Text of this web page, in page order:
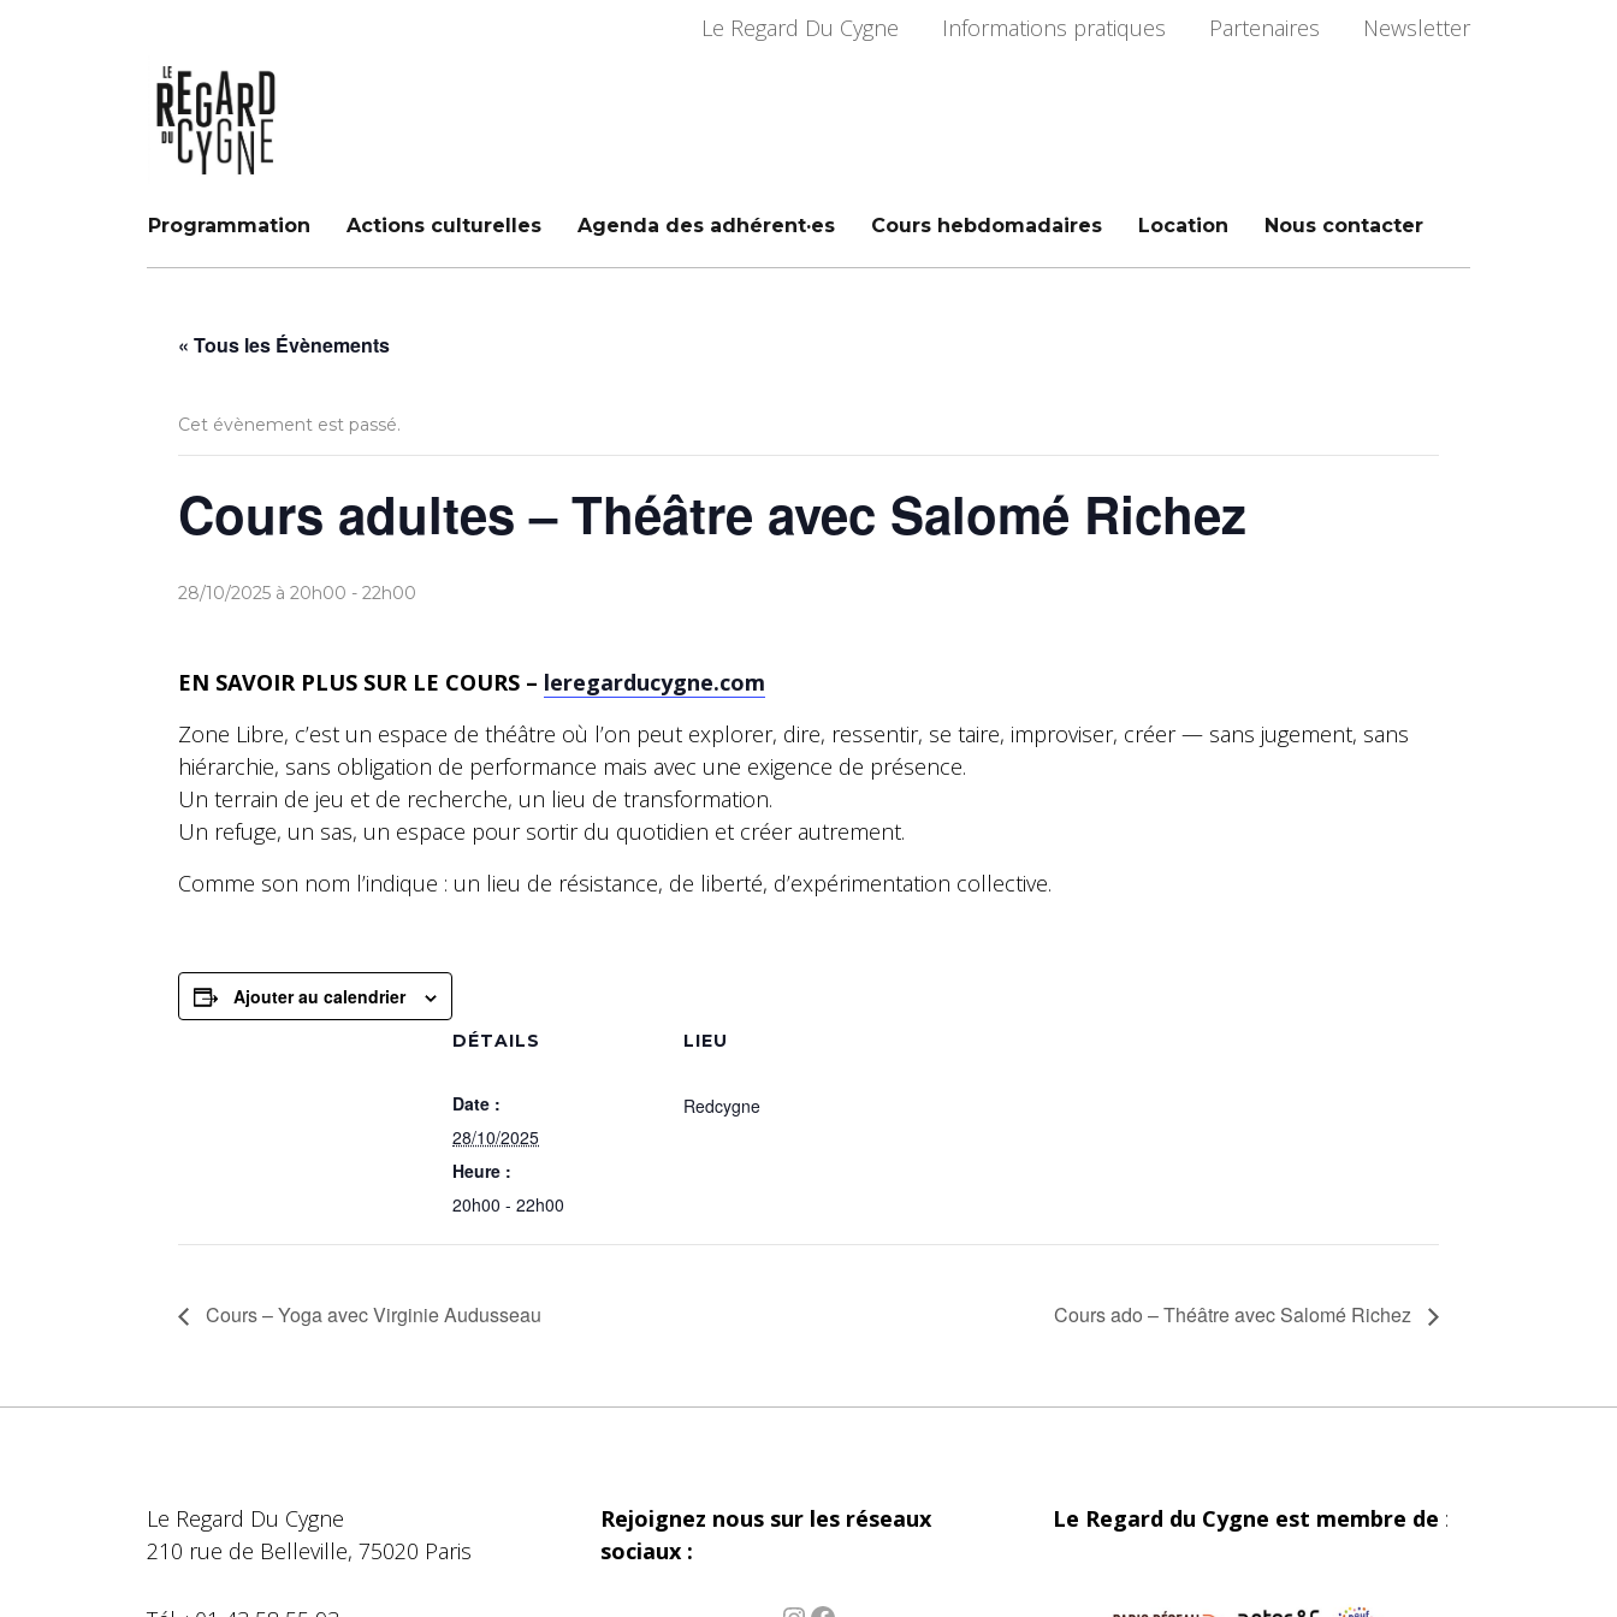
Le Regard Du Cygne Informations pratiques Partenaires Newsletter
Programmation Actions culturelles Agenda des adhérent·es Cours hebdomadaires Location Nous contacter
« Tous les Évènements
Cet évènement est passé.
Cours adultes – Théâtre avec Salomé Richez
28/10/2025 à 20h00 - 22h00
EN SAVOIR PLUS SUR LE COURS – leregarducygne.com
Zone Libre, c’est un espace de théâtre où l’on peut explorer, dire, ressentir, se taire, improviser, créer — sans jugement, sans
hiérarchie, sans obligation de performance mais avec une exigence de présence.
Un terrain de jeu et de recherche, un lieu de transformation.
Un refuge, un sas, un espace pour sortir du quotidien et créer autrement.
Comme son nom l’indique : un lieu de résistance, de liberté, d’expérimentation collective.
Ajouter au calendrier
DÉTAILS
Date :
28/10/2025
Heure :
20h00 - 22h00
LIEU
Redcygne
Cours – Yoga avec Virginie Audusseau Cours ado – Théâtre avec Salomé Richez
Le Regard Du Cygne
210 rue de Belleville, 75020 Paris
Rejoignez nous sur les réseaux
sociaux :
Le Regard du Cygne est membre de :